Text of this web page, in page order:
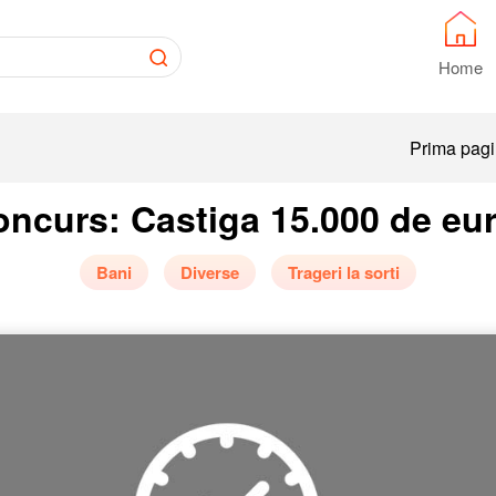
Home
Prima
Castiga 15.000 de
Bani Diverse Trageri la sorti